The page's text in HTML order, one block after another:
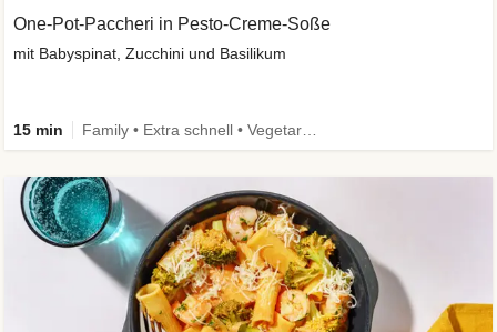
One-Pot-Paccheri in Pesto-Creme-Soße
mit Babyspinat, Zucchini und Basilikum
15 min